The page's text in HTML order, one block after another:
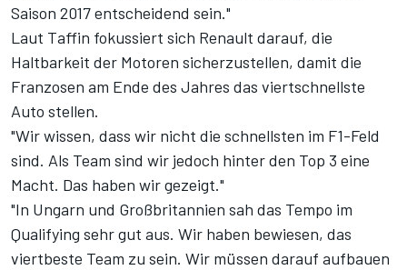
Saison 2017 entscheidend sein."
Laut Taffin fokussiert sich Renault darauf, die
Haltbarkeit der Motoren sicherzustellen, damit die
Franzosen am Ende des Jahres das viertschnellste
Auto stellen.
"Wir wissen, dass wir nicht die schnellsten im F1-Feld
sind. Als Team sind wir jedoch hinter den Top 3 eine
Macht. Das haben wir gezeigt."
"In Ungarn und Großbritannien sah das Tempo im
Qualifying sehr gut aus. Wir haben bewiesen, das
viertbeste Team zu sein. Wir müssen darauf aufbauen